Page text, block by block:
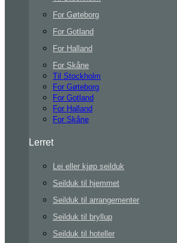
For Gøteborg
For Gotland
For Halland
For Skåne
Til Stockholm
For Gøteborg
For Gotland
For Halland
For Skåne
Lerret
Lei eller kjøp seilduk
Seilduk til hjemmet
Seilduk til arrangementer
Seilduk til bryllup
Seilduk til hoteller